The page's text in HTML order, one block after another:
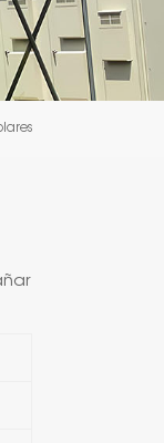
Deutsch
español
português